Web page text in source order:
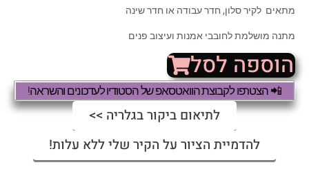
מתאים לקיר סלון, חדר עבודה או חדר שינה
מתנה מושלמת לחובבי אמנות ועיצוב פנים
הוספה לסל
📲 הצטרפו לקבוצת הוואטסאפ של הסטודיו לעדכונים והשראה!
לתיאום ביקור בגלריה >>
להדמיית הציור על הקיר שלי ללא עלות!